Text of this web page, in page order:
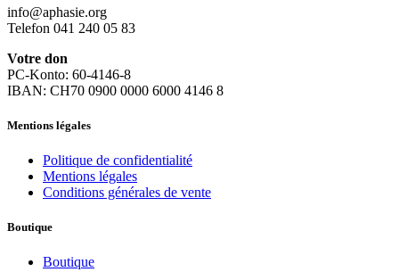
info@aphasie.org
Telefon 041 240 05 83
Votre don
PC-Konto: 60-4146-8
IBAN: CH70 0900 0000 6000 4146 8
Mentions légales
Politique de confidentialité
Mentions légales
Conditions générales de vente
Boutique
Boutique